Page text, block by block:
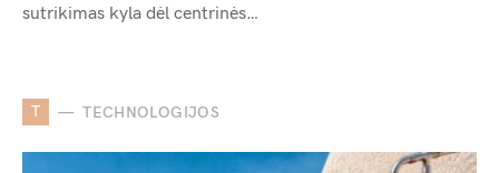
sutrikimas kyla dėl centrinės…
T TECHNOLOGIJOS